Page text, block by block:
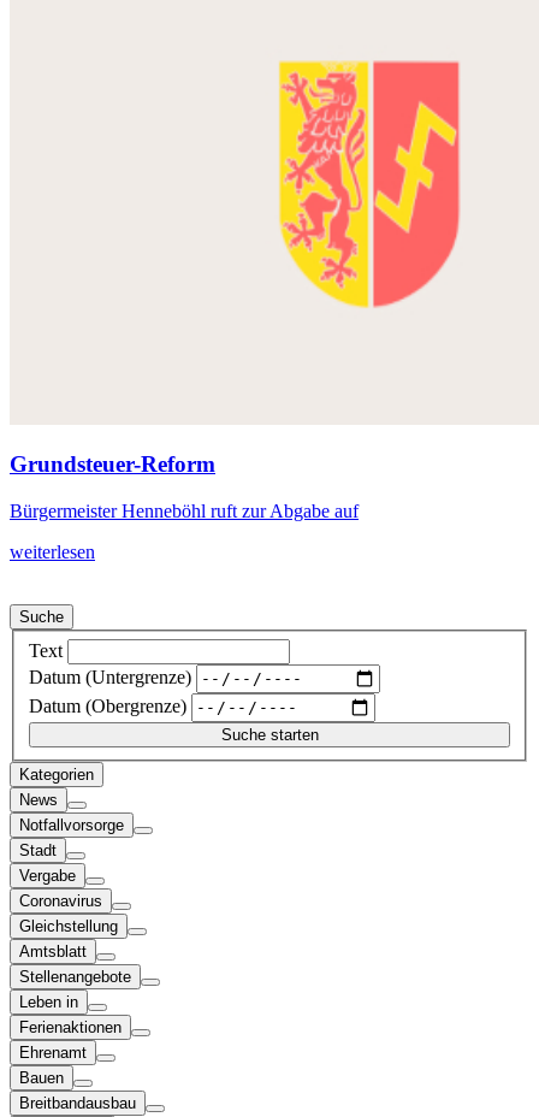
Grundsteuer-Reform
Bürgermeister Henneböhl ruft zur Abgabe auf
weiterlesen
Suche
Text
Datum (Untergrenze)
Datum (Obergrenze)
Kategorien
News
Notfallvorsorge
Stadt
Vergabe
Coronavirus
Gleichstellung
Amtsblatt
Stellenangebote
Leben in
Ferienaktionen
Ehrenamt
Bauen
Breitbandausbau